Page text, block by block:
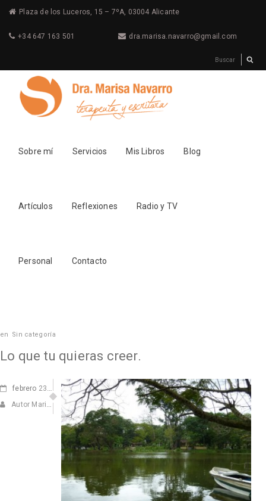
Plaza de los Luceros, 15 – 7ºA, 03004 Alicante
+34 647 163 501 dra.marisa.navarro@gmail.com
Sobre mí Servicios Mis Libros Blog
Artículos Reflexiones Radio y TV
Personal Contacto
en Sin categoría
Lo que tu quieras creer.
febrero 23, 2011
Autor Marisa Navarro